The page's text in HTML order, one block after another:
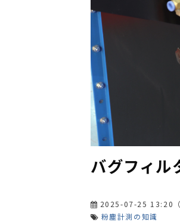
バグフィル
2025-07-25 13:20
粉塵計測の知識